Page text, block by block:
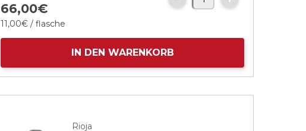
66,00€
11,00€ / flasche
IN DEN WARENKORB
Rioja